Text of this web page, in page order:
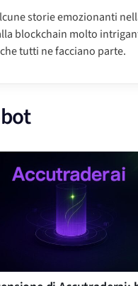
storie emozionanti
blockchain molto
tutti ne facciano parte.